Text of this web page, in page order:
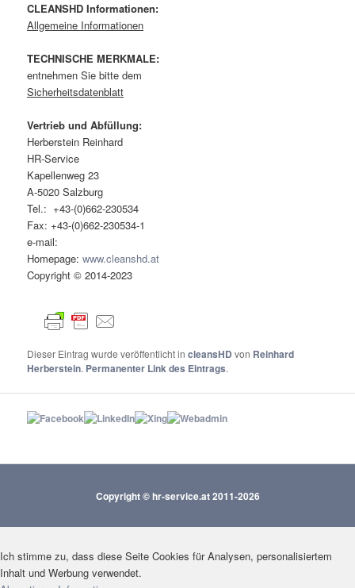
CLEANSHD Informationen:
Allgemeine Informationen
TECHNISCHE MERKMALE:
entnehmen Sie bitte dem
Sicherheitsdatenblatt
Vertrieb und Abfüllung:
Herberstein Reinhard
HR-Service
Kapellenweg 23
A-5020 Salzburg
Tel.: +43-(0)662-230534
Fax: +43-(0)662-230534-1
e-mail:
Homepage:www.cleanshd.at
Copyright © 2014-2023
Dieser Eintrag wurde veröffentlicht incleansHD von Reinhard
Herberstein. Permanenter Link des Eintrags.
Copyright © hr-service.at 2011-2026
Ich stimme zu, dass diese Seite Cookies für Analysen, personalisiertem
Inhalt und Werbung verwendet.